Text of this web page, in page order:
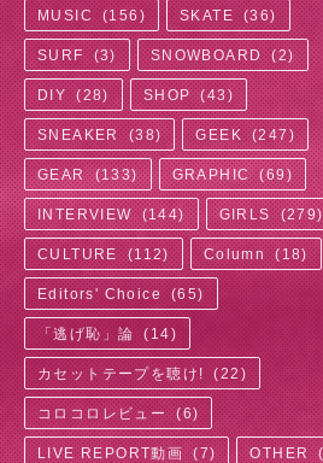
MUSIC (156 ) SKATE (36)
SURF (3) SNOWBOARD (2)
DIY (28) SHOP (43)
SNEAKER (38) GEEK (247)
GEAR (133) GRAPHIC (69)
INTERVIEW (144) GIRLS (279)
CULTURE (112) Column (18)
Editors' Choice (65)
「逃げ恥」論 ( 14)
カセットテープを聴け! (22 )
コロコロレビュー (6)
LIVE REPORT動画 (7) OTHER (